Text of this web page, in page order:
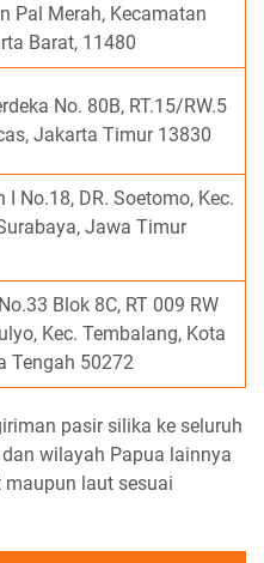
Pal Merah, Kecamatan
Barat, 11480
No. 80B, RT.15/RW.5
Jakarta Timur 13830
No.18, DR. Soetomo, Kec.
Jawa Timur
Blok 8C, RT 009 RW
Kec. Tembalang, Kota
Tengah 50272
pasir silika ke seluruh
wilayah Papua lainnya
laut sesuai